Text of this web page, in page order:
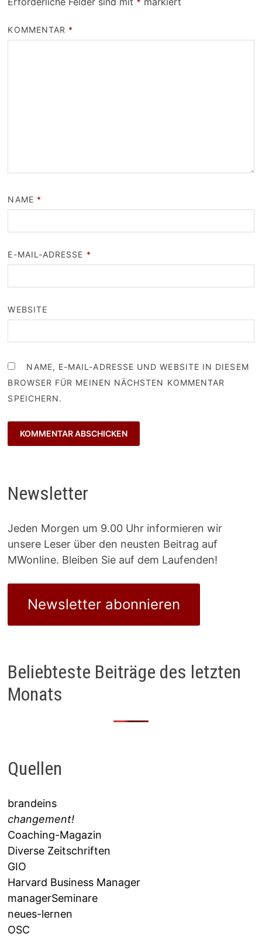
KOMMENTAR *
NAME *
E-MAIL-ADRESSE *
WEBSITE
NAME, E-MAIL-ADRESSE UND WEBSITE IN DIESEM
BROWSER FÜR MEINEN NÄCHSTEN KOMMENTAR
SPEICHERN.
Newsletter
Jeden Morgen um 9.00 Uhr informieren wir
unsere Leser über den neusten Beitrag auf
MWonline. Bleiben Sie auf dem Laufenden!
Newsletter abonnieren
Beliebteste Beiträge des letzten
Monats
Quellen
brandeins
changement!
Coaching-Magazin
Diverse Zeitschriften
GIO
Harvard Business Manager
managerSeminare
neues-lernen
OSC